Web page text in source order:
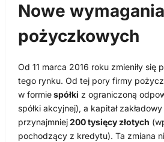
Nowe
pożyczkowych
Od 11 marca 2016 roku zmieniły się
tego rynku. Od tej pory firmy
w formiespółki z ograniczoną
spółki akcyjnej), a kapitał
przynajmniej200 tysięcy złotych
pochodzący z kredytu). Ta zmiana